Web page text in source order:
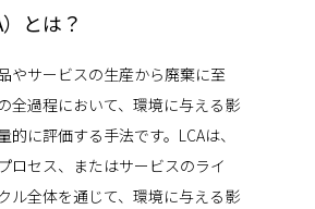
）とは？
やサービスの生産から廃棄に至
全過程において、環境に与える影
的に評価する手法です。LCAは、
ロセス、またはサービスのライ
ル全体を通じて、環境に与える影